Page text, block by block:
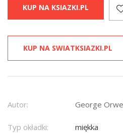
KUP NA KSIAZKI.PL
KUP NA SWIATKSIAZKI.PL
Autor: George
Typ okładki: miękka